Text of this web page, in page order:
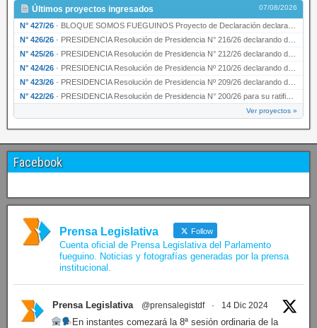
Últimos proyectos ingresados 07/08/2026
N° 427/26 · BLOQUE SOMOS FUEGUINOS Proyecto de Declaración declarando de interés provincial PRESIDENCI…
N° 426/26 · PRESIDENCIA Resolución de Presidencia N° 216/26 declarando de interés provincial la labor …
N° 425/26 · PRESIDENCIA Resolución de Presidencia N° 212/26 declarando de interés provincial el “50° A…
N° 424/26 · PRESIDENCIA Resolución de Presidencia Nº 210/26 declarando de interés provincial el proyec…
N° 423/26 · PRESIDENCIA Resolución de Presidencia Nº 209/26 declarando de interés provincial la presen…
N° 422/26 · PRESIDENCIA Resolución de Presidencia N° 200/26 para su ratificación.
Ver proyectos »
Facebook
Prensa Legislativa Follow
Cuenta oficial de Prensa Legislativa del Parlamento
fueguino. Noticias y fotografías generadas por la prensa
institucional.
Prensa Legislativa @prensalegistdf · 14 Dic 2024
En instantes comezará la 8ª sesión ordinaria de la